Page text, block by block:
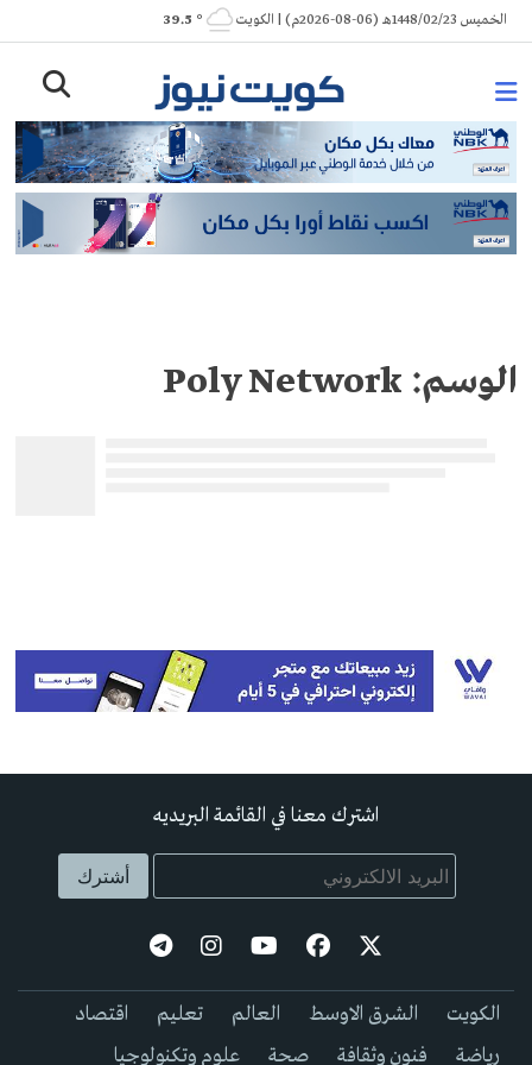
Skip
to
الخميس 1448/02/23هـ (06-08-2026م) | الكويت ° 39.5
الوسم: Poly Network
اشترك معنا في القائمة البريديه
الكويت الشرق الاوسط العالم تعليم
اقتصاد
رياضة
فنون وثقافة صحة علوم وتكنولوجيا